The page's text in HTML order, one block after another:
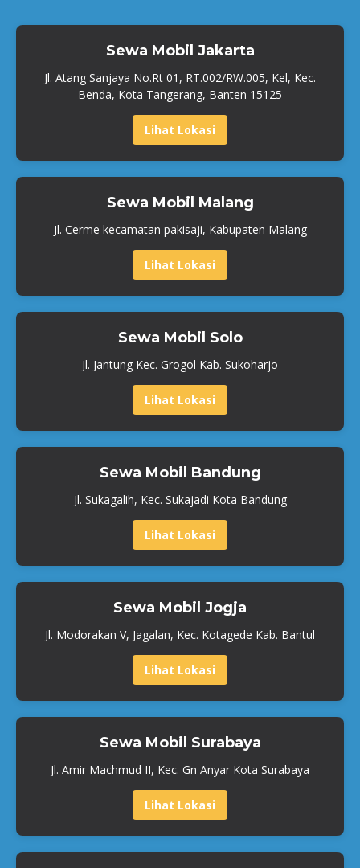
Sewa Mobil Jakarta
Jl. Atang Sanjaya No.Rt 01, RT.002/RW.005, Kel, Kec.
Benda, Kota Tangerang, Banten 15125
Lihat Lokasi
Sewa Mobil Malang
Jl. Cerme kecamatan pakisaji, Kabupaten Malang
Lihat Lokasi
Sewa Mobil Solo
Jl. Jantung Kec. Grogol Kab. Sukoharjo
Lihat Lokasi
Sewa Mobil Bandung
Jl. Sukagalih, Kec. Sukajadi Kota Bandung
Lihat Lokasi
Sewa Mobil Jogja
Jl. Modorakan V, Jagalan, Kec. Kotagede Kab. Bantul
Lihat Lokasi
Sewa Mobil Surabaya
Jl. Amir Machmud II, Kec. Gn Anyar Kota Surabaya
Lihat Lokasi